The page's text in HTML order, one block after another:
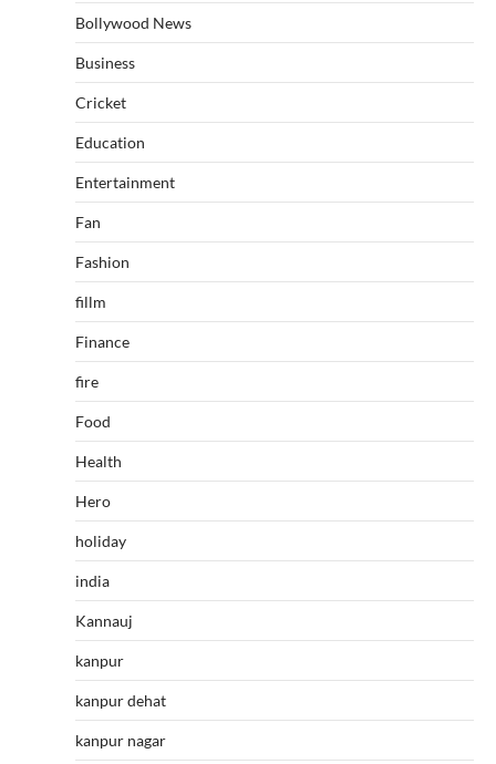
Bollywood News
Business
Cricket
Education
Entertainment
Fan
Fashion
fillm
Finance
fire
Food
Health
Hero
holiday
india
Kannauj
kanpur
kanpur dehat
kanpur nagar